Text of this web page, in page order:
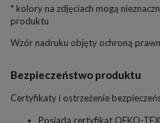
* kolory na zdjęciach mogą
produktu
Wzór nadruku objęty ochroną
Bezpieczeństwo produktu
Certyfikaty i ostrzeżenie
Posiada certyfikat OEKO-